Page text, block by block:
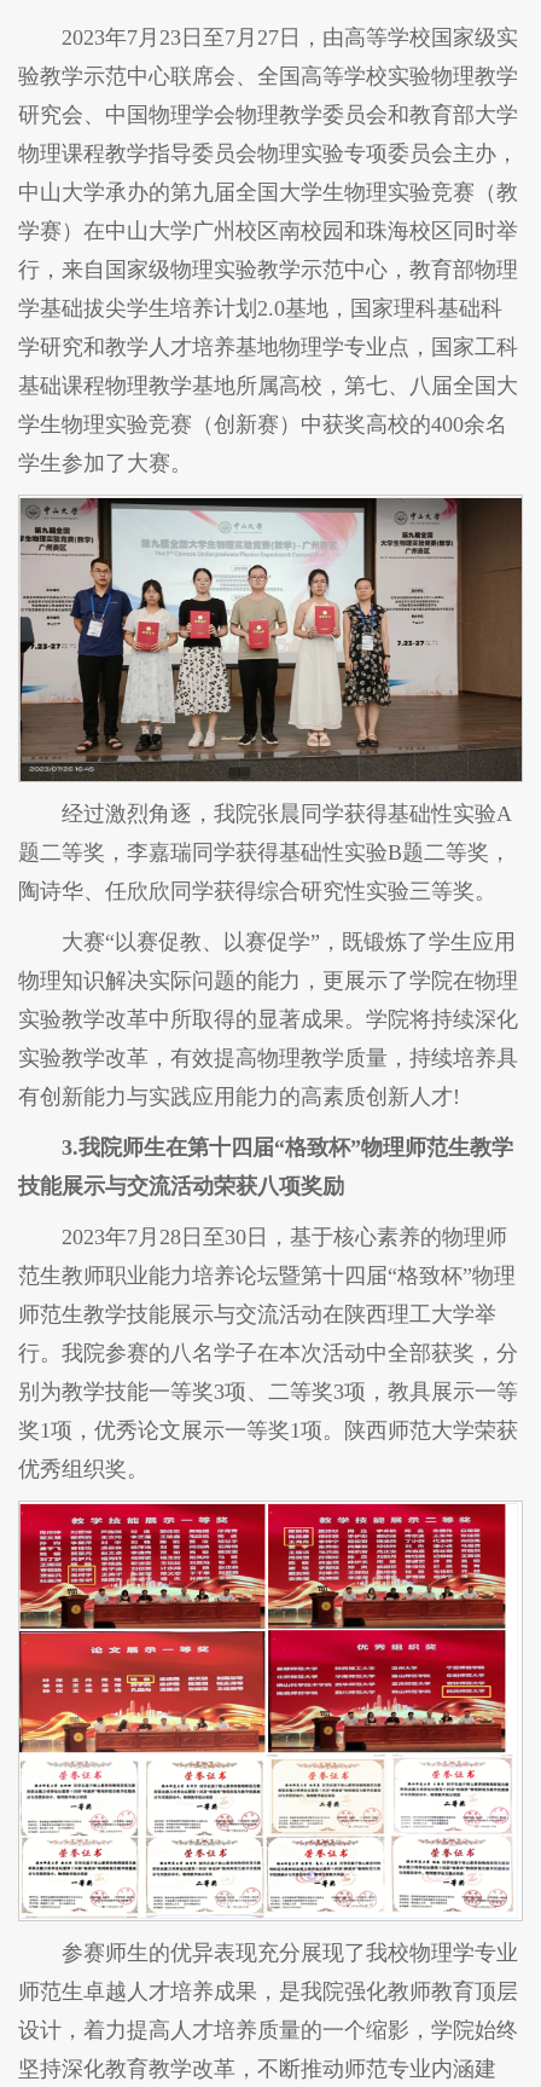
2023年7月23日至7月27日，由高等学校国家级实
验教学示范中心联席会、全国高等学校实验物理教学
研究会、中国物理学会物理教学委员会和教育部大学
物理课程教学指导委员会物理实验专项委员会主办，
中山大学承办的第九届全国大学生物理实验竞赛（教
学赛）在中山大学广州校区南校园和珠海校区同时举
行，来自国家级物理实验教学示范中心，教育部物理
学基础拔尖学生培养计划2.0基地，国家理科基础科
学研究和教学人才培养基地物理学专业点，国家工科
基础课程物理教学基地所属高校，第七、八届全国大
学生物理实验竞赛（创新赛）中获奖高校的400余名
学生参加了大赛。
经过激烈角逐，我院张晨同学获得基础性实验A
题二等奖，李嘉瑞同学获得基础性实验B题二等奖，
陶诗华、任欣欣同学获得综合研究性实验三等奖。
大赛“以赛促教、以赛促学”，既锻炼了学生应用
物理知识解决实际问题的能力，更展示了学院在物理
实验教学改革中所取得的显著成果。学院将持续深化
实验教学改革，有效提高物理教学质量，持续培养具
有创新能力与实践应用能力的高素质创新人才!
3.我院师生在第十四届“格致杯”物理师范生教学
技能展示与交流活动荣获八项奖励
2023年7月28日至30日，基于核心素养的物理师
范生教师职业能力培养论坛暨第十四届“格致杯”物理
师范生教学技能展示与交流活动在陕西理工大学举
行。我院参赛的八名学子在本次活动中全部获奖，分
别为教学技能一等奖3项、二等奖3项，教具展示一等
奖1项，优秀论文展示一等奖1项。陕西师范大学荣获
优秀组织奖。
参赛师生的优异表现充分展现了我校物理学专业
师范生卓越人才培养成果，是我院强化教师教育顶层
设计，着力提高人才培养质量的一个缩影，学院始终
坚持深化教育教学改革，不断推动师范专业内涵建